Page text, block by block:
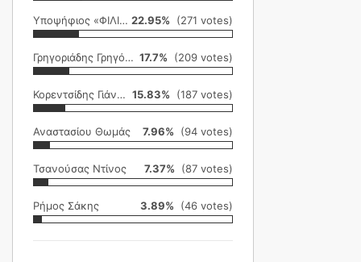
Υποψήφιος «ΦΙΛΙΚΗ ΕΤΑΙΡΕΙΑ» 22.95% (271 votes)
Γρηγοριάδης Γρηγόρης 17.7% (209 votes)
Κορεντσίδης Γιάννης 15.83% (187 votes)
Αναστασίου Θωμάς 7.96% (94 votes)
Τσανούσας Ντίνος 7.37% (87 votes)
Ρήμος Σάκης 3.89% (46 votes)